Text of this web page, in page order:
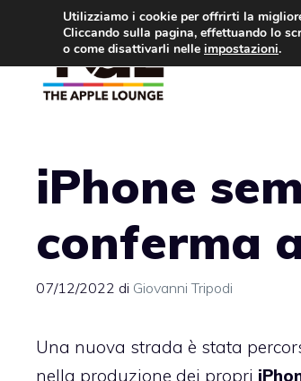
contenuto
iPhone
conferma
07/12/2022 di Giovanni Tripodi
Una nuova strada è stata
nella produzione dei propri
Utilizziamo i cookie per offrirti la
Cliccando sulla pagina, effettuando lo
o come disattivarli nelle impostazioni.